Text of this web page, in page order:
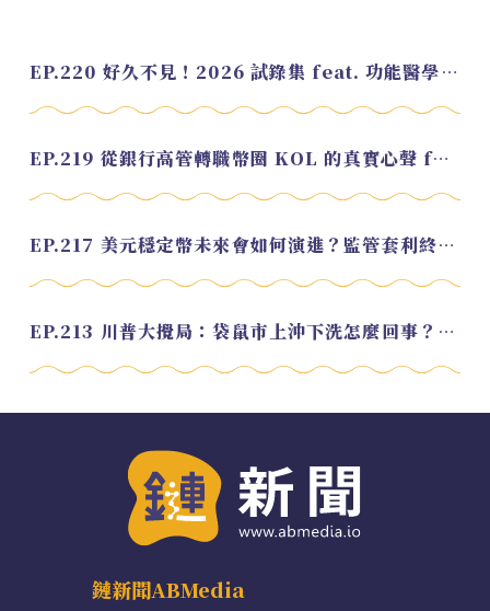
EP.220 好久不見！2026 試錄集 feat. 功能醫學營養師 美寶
EP.219 從銀行高管轉職幣圈 KOL 的真實心聲 feat.龜大
EP.217 美元穩定幣未來會如何演進？監管套利終將收斂？feat. 研究員 余哲安
EP.213 川普大攪局：袋鼠市上沖下洗怎麼回事？feat. Alvin
鏈新聞ABMedia